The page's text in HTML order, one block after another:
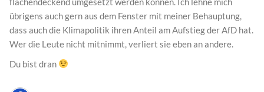
übrigens auch gern aus dem Fenster mit meiner Behauptung,
dass auch die Klimapolitik ihren Anteil am Aufstieg der AfD hat.
Wer die Leute nicht mitnimmt, verliert sie eben an andere.
Du bist dran